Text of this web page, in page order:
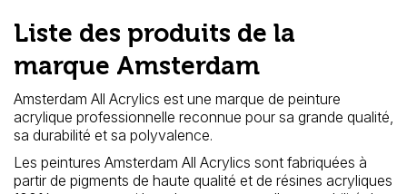
Pinceaux & fournitures
Châssis, toiles & chevalets
Papiers
Dessin & arts graphiques
Liste des produits de la
marque Amsterdam
Amsterdam All Acrylics est une marque de peinture
acrylique professionnelle reconnue pour sa grande qualité,
sa durabilité et sa polyvalence.
Les peintures Amsterdam All Acrylics sont fabriquées à
partir de pigments de haute qualité et de résines acryliques